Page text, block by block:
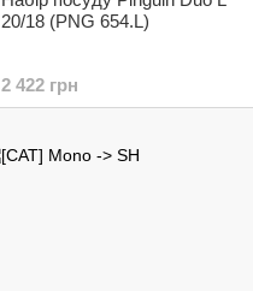
20/18 (PNG 654.L)
2 422 грн